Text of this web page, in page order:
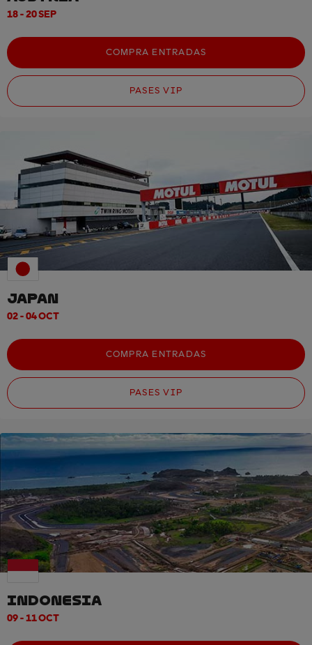
18 - 20 SEP
COMPRA ENTRADAS
PASES VIP
JAPAN
02 - 04 OCT
COMPRA ENTRADAS
PASES VIP
INDONESIA
09 - 11 OCT